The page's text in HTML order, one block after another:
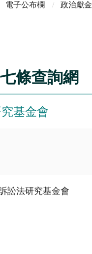
電子公布欄 政治獻
條查詢網
基金會
訟法研究基金會